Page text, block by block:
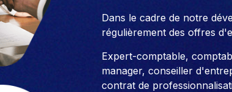
Dans le cadre de notre
régulièrement des offres
Expert-comptable,
manager, conseiller
contrat de